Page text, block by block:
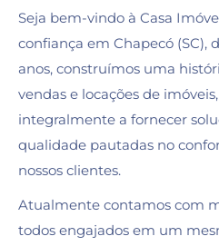
Seja bem-vindo à Casa
confiança em Chapecó (SC),
anos, construímos uma
vendas e locações de
integralmente a fornecer
qualidade pautadas no
nossos clientes.
Atualmente contamos com
todos engajados em um